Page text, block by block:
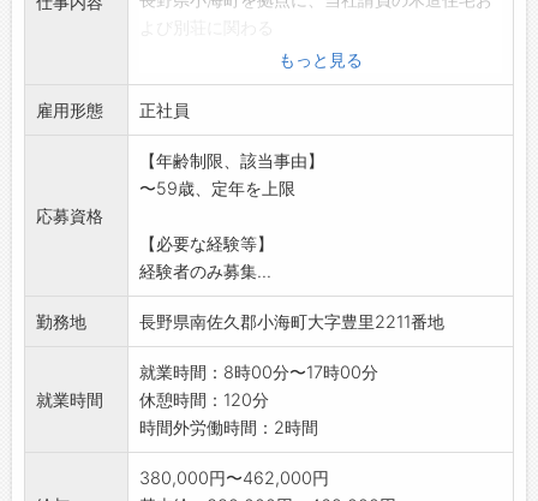
責任者として、下記業務をお任せします。
■業務内容:
・品質管理、予算管理、工程管理
・安全管理
・新規物件の見積、点検業務
某木造住宅メーカーの下請けのため、現場を完
代理人のミッション。最終ユーザー(施主)との
やり取りがない
ため、残業が少なく、休みが取りやすいのが特
徴です。
※業務変更の範囲:変更なし
もっと見る
雇用形態 正社員
応募資格
【年齢制限、該当事由】
〜59歳、定年を上限
【必要な経験等】
経験者のみ募集...
勤務地 長野県南佐久郡小海町大字豊里2211番地
就業時間
就業時間：8時00分〜17時00分
休憩時間：120分
時間外労働時間：2時間
380,000円〜462,000円